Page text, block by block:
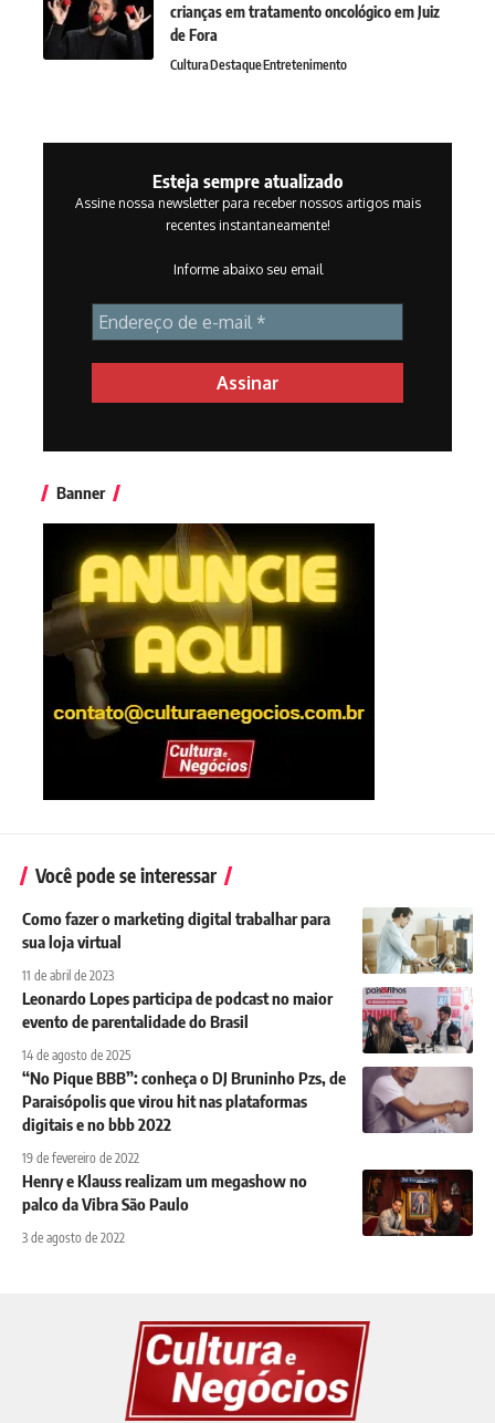
crianças em tratamento oncológico em Juiz
de Fora
CulturaDestaqueEntretenimento
Esteja sempre atualizado
Assine nossa newsletter para receber nossos artigos mais
recentes instantaneamente!
Informe abaixo seu email
Banner
Você pode se interessar
Como fazer o marketing digital trabalhar para
sua loja virtual
11 de abril de 2023
Leonardo Lopes participa de podcast no maior
evento de parentalidade do Brasil
14 de agosto de 2025
“No Pique BBB”: conheça o DJ Bruninho Pzs, de
Paraisópolis que virou hit nas plataformas
digitais e no bbb 2022
19 de fevereiro de 2022
Henry e Klauss realizam um megashow no
palco da Vibra São Paulo
3 de agosto de 2022